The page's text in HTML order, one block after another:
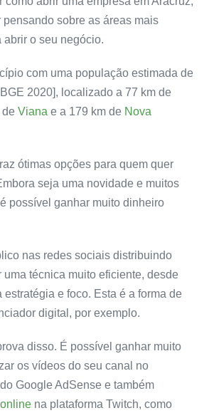
pensando sobre as áreas mais
abrir o seu negócio.
com uma população estimada de
2020], localizado a 77 km de
de Viana e a 179 km de Nova
ótimas opções para quem quer
seja uma novidade e muitos
possível ganhar muito dinheiro
nas redes sociais distribuindo
uma técnica muito eficiente, desde
estratégia e foco. Esta é a forma de
digital, por exemplo.
disso. É possível ganhar muito
os vídeos do seu canal no
Google AdSense e também
na plataforma Twitch, como